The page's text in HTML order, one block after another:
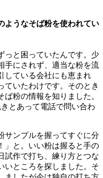
ようなそば粉を使われてい
と困っていたんです。少
手にされず、適当な粉を流
している会社にも恵まれ
ていたわけです。そのとき
粉の情報を知りました。
とあって電話で問い合わ
サンプルを握ってすぐに分
」と。いい粉は握ると手の
試作で打ち、練り方とつな
いところを探しました。そ